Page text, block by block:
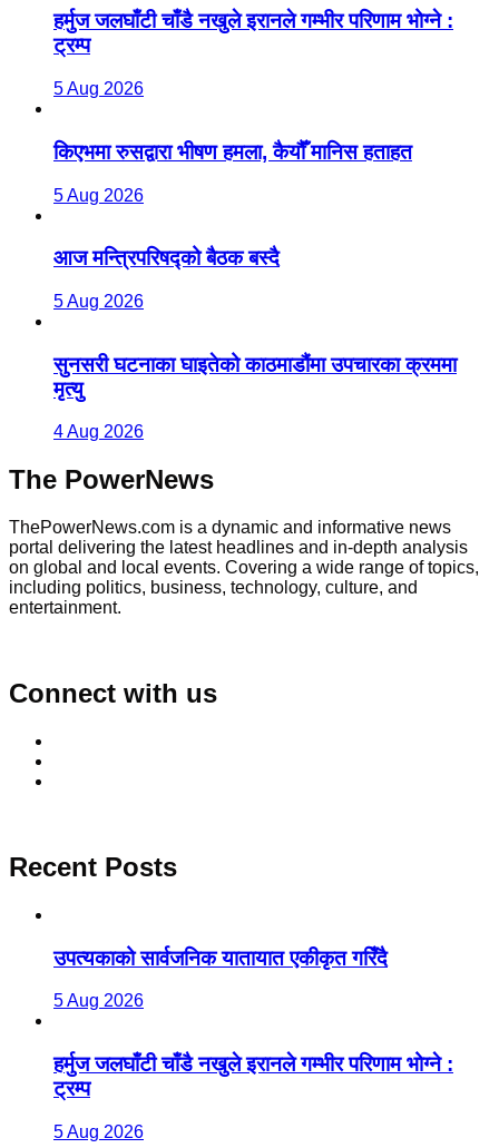
हर्मुज जलघाँटी चाँडै नखुले इरानले गम्भीर परिणाम भोग्ने :
ट्रम्प
5 Aug 2026
किएभमा रुसद्वारा भीषण हमला, कैयौँ मानिस हताहत
5 Aug 2026
आज मन्त्रिपरिषद्को बैठक बस्दै
5 Aug 2026
सुनसरी घटनाका घाइतेको काठमाडौंमा उपचारका क्रममा
मृत्यु
4 Aug 2026
The PowerNews
ThePowerNews.com is a dynamic and informative news
portal delivering the latest headlines and in-depth analysis
on global and local events. Covering a wide range of topics,
including politics, business, technology, culture, and
entertainment.
Connect with us
Recent Posts
उपत्यकाको सार्वजनिक यातायात एकीकृत गरिँदै
5 Aug 2026
हर्मुज जलघाँटी चाँडै नखुले इरानले गम्भीर परिणाम भोग्ने :
ट्रम्प
5 Aug 2026